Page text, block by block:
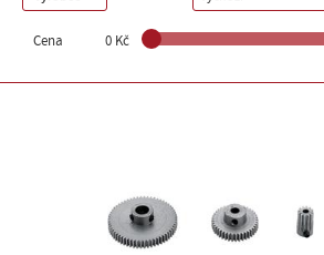
Cena 0 Kč